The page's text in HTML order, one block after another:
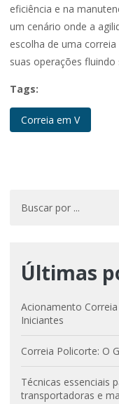
eficiência e na
um cenário onde a
escolha de uma
suas operações
Tags:
Correia em V
Últimas
Acionamento
Iniciantes
Correia Policorte: O
Técnicas essenciais
transportadoras e